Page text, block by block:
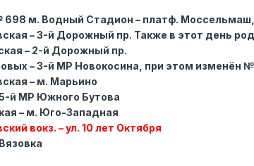
698 м. Водный Стадион – платф.
– 3-й Дорожный пр. Также в этот день
– 2-й Дорожный пр.
– 3-й МР Новокосина, при этом изменён №
– м. Марьино
5-й МР Южного Бутова
– м. Юго-Западная
вокз. – ул. 10 лет Октября